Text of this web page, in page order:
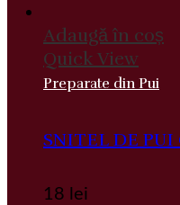
Adaugă în coș
Quick View
Preparate din Pui
SNITEL DE PUI
18 lei